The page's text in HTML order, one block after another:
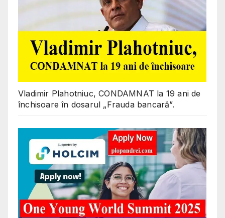
Vladimir Plahotniuc, CONDAMNAT la 19 ani de
închisoare în dosarul „Frauda bancară”.